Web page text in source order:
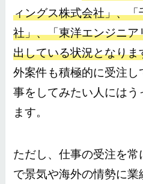
ィングス株式会社」、
社」、「東洋エンジニ
出している状況となりま
外案件も積極的に受注
事をしてみたい人にはう
ます。
ただし、仕事の受注を
で景気や海外の情勢に業